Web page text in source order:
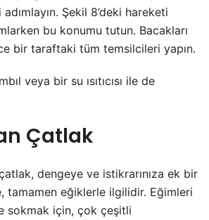
Şekil 8’deki hareketi
bu konumu tutun. Bacakları
bir taraftaki tüm temsilcileri yapın.
veya bir su ısıtıcısı ile de
Çatlak
dengeye ve istikrarınıza ek bir
tamamen eğiklerle ilgilidir. Eğimleri
sokmak için, çok çeşitli